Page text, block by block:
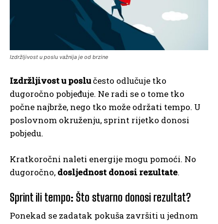
Izdržljivost u poslu važnija je od brzine
Izdržljivost u poslučesto odlučuje tko
dugoročno pobjeđuje. Ne radi se o tome tko
počne najbrže, nego tko može održati tempo. U
poslovnom okruženju, sprint rijetko donosi
pobjedu.
Kratkoročni naleti energije mogu pomoći. No
dugoročno, dosljednost donosi rezultate.
Sprint ili tempo: Što stvarno donosi rezultat?
Ponekad se zadatak pokuša završiti u jednom